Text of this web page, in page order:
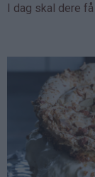
I dag skal dere